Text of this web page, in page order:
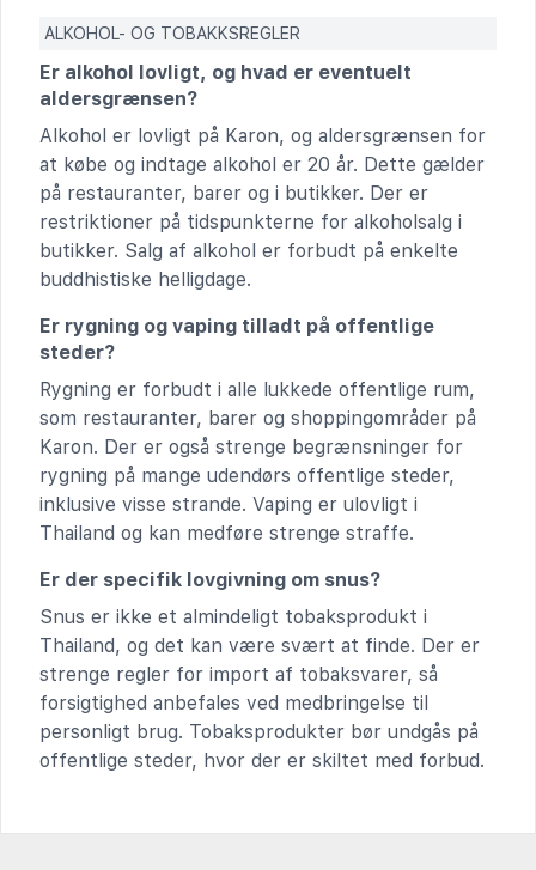
ALKOHOL- OG TOBAKKSREGLER
Er alkohol lovligt, og hvad er eventuelt
aldersgrænsen?
Alkohol er lovligt på Karon, og aldersgrænsen for
at købe og indtage alkohol er 20 år. Dette gælder
på restauranter, barer og i butikker. Der er
restriktioner på tidspunkterne for alkoholsalg i
butikker. Salg af alkohol er forbudt på enkelte
buddhistiske helligdage.
Er rygning og vaping tilladt på offentlige
steder?
Rygning er forbudt i alle lukkede offentlige rum,
som restauranter, barer og shoppingområder på
Karon. Der er også strenge begrænsninger for
rygning på mange udendørs offentlige steder,
inklusive visse strande. Vaping er ulovligt i
Thailand og kan medføre strenge straffe.
Er der specifik lovgivning om snus?
Snus er ikke et almindeligt tobaksprodukt i
Thailand, og det kan være svært at finde. Der er
strenge regler for import af tobaksvarer, så
forsigtighed anbefales ved medbringelse til
personligt brug. Tobaksprodukter bør undgås på
offentlige steder, hvor der er skiltet med forbud.